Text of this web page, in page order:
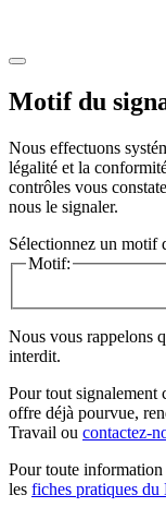
Motif du
Nous effectuons
légalité et la
contrôles vous
nous le signaler.
Sélectionnez un motif
Motif:
Nous vous rappelons
interdit.
Pour tout signalement
offre déjà pourvue,
Travail ou contactez-
Pour toute
les fiches pratiques